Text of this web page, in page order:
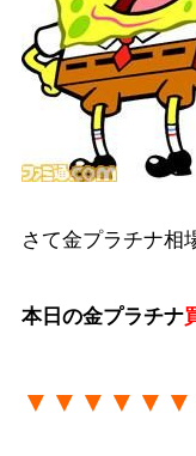
さて金プラチナ相
本日の金プラチナ